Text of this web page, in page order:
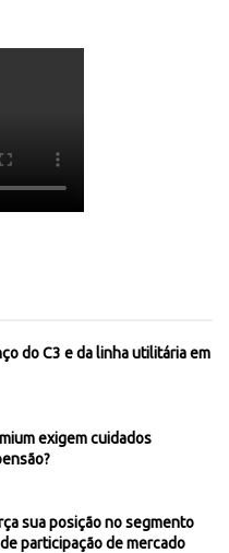
do C3 e da linha utilitária em
exigem cuidados
sua posição no segmento
participação de mercado